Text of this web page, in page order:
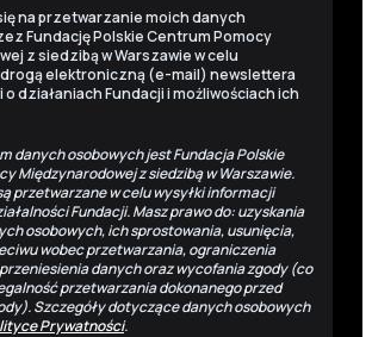
na przetwarzanie moich danych
Fundację Polskie Centrum Pomocy
z siedzibą w Warszawie w celu
elektroniczną (e-mail) newslettera
działaniach Fundacji i możliwościach ich
danych osobowych jest Fundacja Polskie
Międzynarodowej z siedzibą w Warszawie.
przetwarzane w celu wysyłki informacji
Fundacji. Masz prawo do: uzyskania
osobowych, ich sprostowania, usunięcia,
wobec przetwarzania, ograniczenia
danych oraz wycofania zgody (co
przetwarzania dokonanego przed
Szczegóły dotyczące danych osobowych
Prywatności.